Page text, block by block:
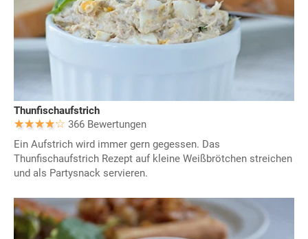
Thunfischaufstrich
366 Bewertungen
Ein Aufstrich wird immer gern gegessen. Das
Thunfischaufstrich Rezept auf kleine Weißbrötchen streichen
und als Partysnack servieren.